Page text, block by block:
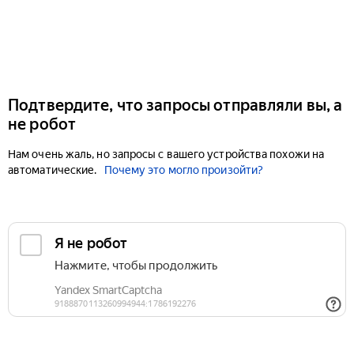
Подтвердите, что запросы отправляли вы, а
не робот
Нам очень жаль, но запросы с вашего устройства похожи на
автоматические.
Почему это могло произойти?